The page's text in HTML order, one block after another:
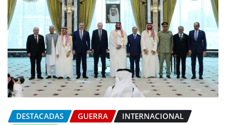
DESTACADAS GUERRA
INTERNACIONAL